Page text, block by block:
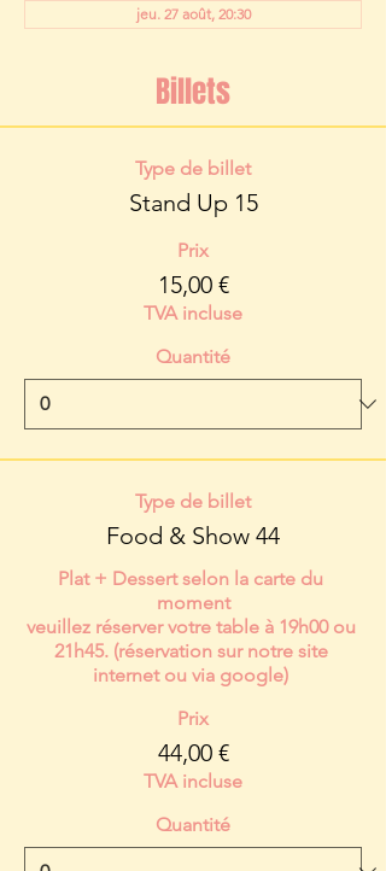
jeu. 27 août, 20:30
Billets
Type de billet
Stand Up 15
Prix
15,00 €
TVA incluse
Quantité
Type de billet
Food & Show 44
Plat + Dessert selon la carte du
moment
veuillez réserver votre table à 19h00 ou
21h45. (réservation sur notre site
internet ou via google)
Prix
44,00 €
TVA incluse
Quantité